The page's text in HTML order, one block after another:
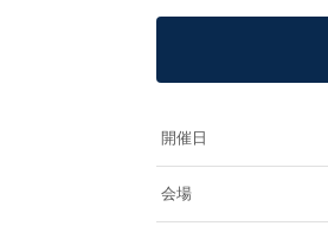
開催日
会場